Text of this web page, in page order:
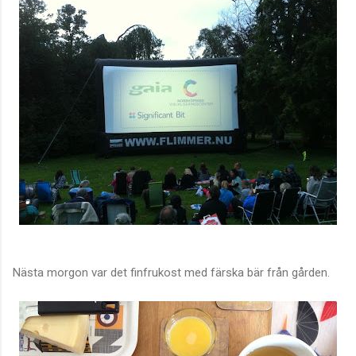
Nästa morgon var det finfrukost med färska bär från gården.